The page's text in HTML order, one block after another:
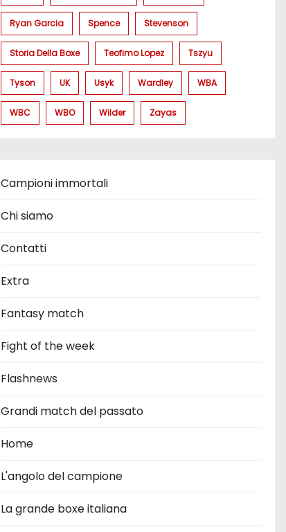
Ryan Garcia Spence Stevenson
Storia Della Boxe Teofimo Lopez Tszyu
Tyson UK Usyk Wardley WBA
WBC WBO Wilder Zayas
Campioni immortali
Chi siamo
Contatti
Extra
Fantasy match
Fight of the week
Flashnews
Grandi match del passato
Home
L'angolo del campione
La grande boxe italiana